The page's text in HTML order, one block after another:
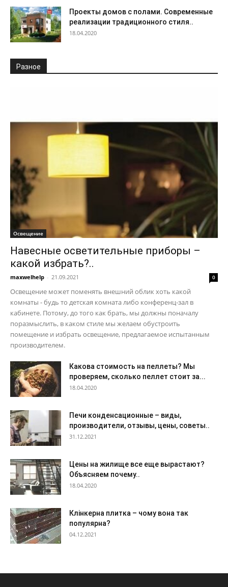
Проекты домов с полами. Современные
реализации традиционного стиля..
18.04.2020
Разное
Освещение
Навесные осветительные приборы –
какой избрать?..
maxwelhelp - 21.09.2021 0
Освещение может поменять внешний облик хоть какой
комнаты - будь то детская комната либо конференц-зал в
кабинете. Потому, до того как брать, мы должны поначалу
поразмыслить, в каком стиле мы желаем обустроить
помещение и избрать освещение, предлагаемое испытанным
производителем.
Какова стоимость на пеллеты? Мы
проверяем, сколько пеллет стоит за...
18.04.2020
Печи конденсационные – виды,
производители, отзывы, цены, советы..
31.12.2021
Цены на жилище все еще вырастают?
Объясняем почему..
18.04.2020
Клінкерна плитка – чому вона так
популярна?
04.12.2021